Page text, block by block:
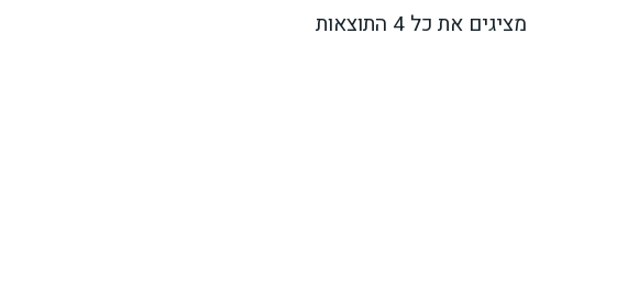
מציגים את כל ⁦4⁩ התוצאות